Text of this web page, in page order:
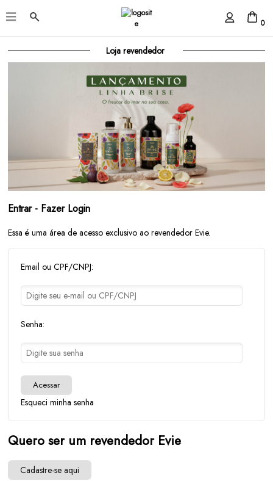
0
Loja revendedor
Entrar - Fazer Login
Essa é uma área de acesso exclusivo ao revendedor Evie.
Email ou CPF/CNPJ:
Senha:
Acessar
Esqueci minha senha
Quero ser um revendedor Evie
Cadastre-se aqui